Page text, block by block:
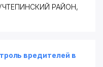
РАЙОН,
вредителей в